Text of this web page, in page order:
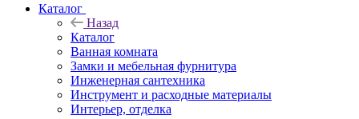
Каталог
Назад
Каталог
Ванная комната
Замки и мебельная фурнитура
Инженерная сантехника
Инструмент и расходные материалы
Интерьер, отделка